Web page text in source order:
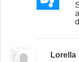
Lorella